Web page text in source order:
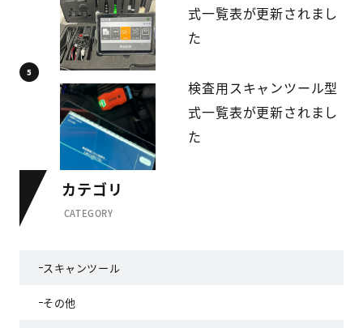
式一覧表が更新されまし
た
検査用スキャンツール型
式一覧表が更新されまし
た
カテゴリ
CATEGORY
スキャンツール
その他